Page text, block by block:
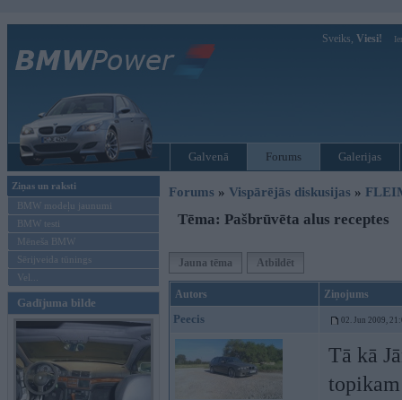
Sveiks, Viesi!
Galvenā Forums Galerijas
Ziņas un raksti
BMW modeļu jaunumi
BMW testi
Mēneša BMW
Sērijveida tūnings
Vel...
Gadījuma bilde
Forums » Vispārējās diskusijas »
Tēma: Pašbrūvēta alus receptes
Jauna tēma Atbildēt
Autors Ziņojums
Peecis 02. Jun 2009,
Tā kā